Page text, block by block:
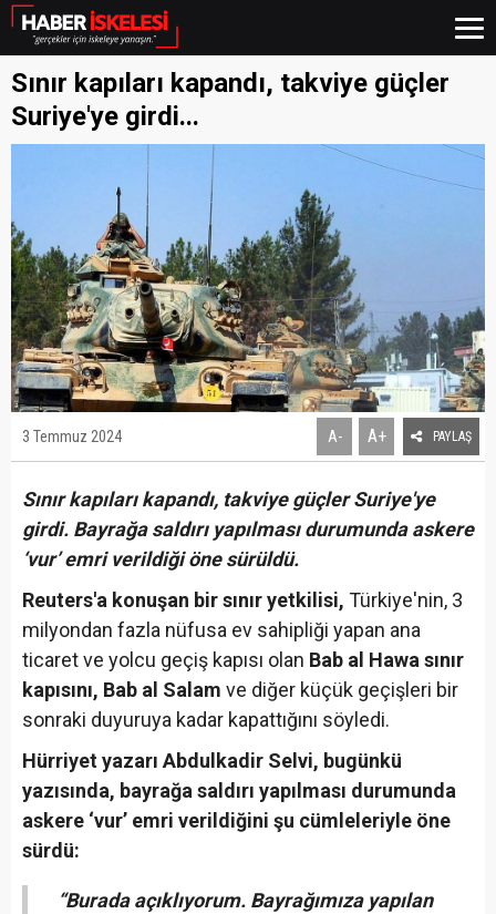
Sınır kapıları kapandı, takviye güçler
Suriye'ye girdi...
3 Temmuz 2024 A- A+ PAYLAŞ
Sınır kapıları kapandı, takviye güçler Suriye'ye
girdi. Bayrağa saldırı yapılması durumunda askere
‘vur’ emri verildiği öne sürüldü.
Reuters'a konuşan bir sınır yetkilisi, Türkiye'nin, 3
milyondan fazla nüfusa ev sahipliği yapan ana
ticaret ve yolcu geçiş kapısı olan Bab al Hawa sınır
kapısını, Bab al Salam ve diğer küçük geçişleri bir
sonraki duyuruya kadar kapattığını söyledi.
Hürriyet yazarı Abdulkadir Selvi, bugünkü
yazısında, bayrağa saldırı yapılması durumunda
askere ‘vur’ emri verildiğini şu cümleleriyle öne
sürdü:
“Burada açıklıyorum. Bayrağımıza yapılan